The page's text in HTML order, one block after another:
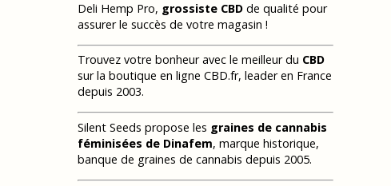
Deli Hemp Pro, grossiste CBD de qualité pour
assurer le succès de votre magasin !
Trouvez votre bonheur avec le meilleur du CBD
sur la boutique en ligne CBD.fr, leader en France
depuis 2003.
Silent Seeds propose les graines de cannabis
féminisées de Dinafem, marque historique,
banque de graines de cannabis depuis 2005.